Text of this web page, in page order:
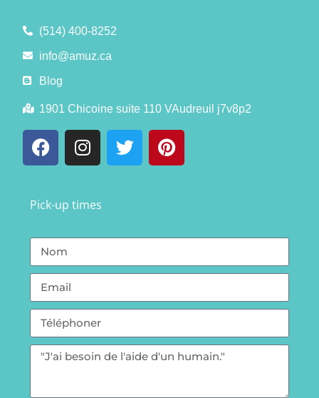
(514) 400-8252
info@amuz.ca
Blog
1901 Chicoine suite 110 VAudreuil j7v8p2
Pick-up times